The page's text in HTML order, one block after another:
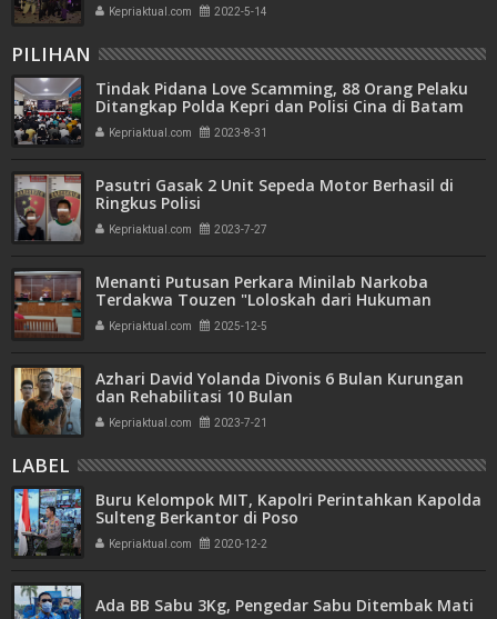
Kepriaktual.com 2022-5-14
PILIHAN
Tindak Pidana Love Scamming, 88 Orang Pelaku
Ditangkap Polda Kepri dan Polisi Cina di Batam
Kepriaktual.com 2023-8-31
Pasutri Gasak 2 Unit Sepeda Motor Berhasil di
Ringkus Polisi
Kepriaktual.com 2023-7-27
Menanti Putusan Perkara Minilab Narkoba
Terdakwa Touzen "Loloskah dari Hukuman
Seumur Hidup atau Mati"
Kepriaktual.com 2025-12-5
Azhari David Yolanda Divonis 6 Bulan Kurungan
dan Rehabilitasi 10 Bulan
Kepriaktual.com 2023-7-21
LABEL
Buru Kelompok MIT, Kapolri Perintahkan Kapolda
Sulteng Berkantor di Poso
Kepriaktual.com 2020-12-2
Ada BB Sabu 3Kg, Pengedar Sabu Ditembak Mati